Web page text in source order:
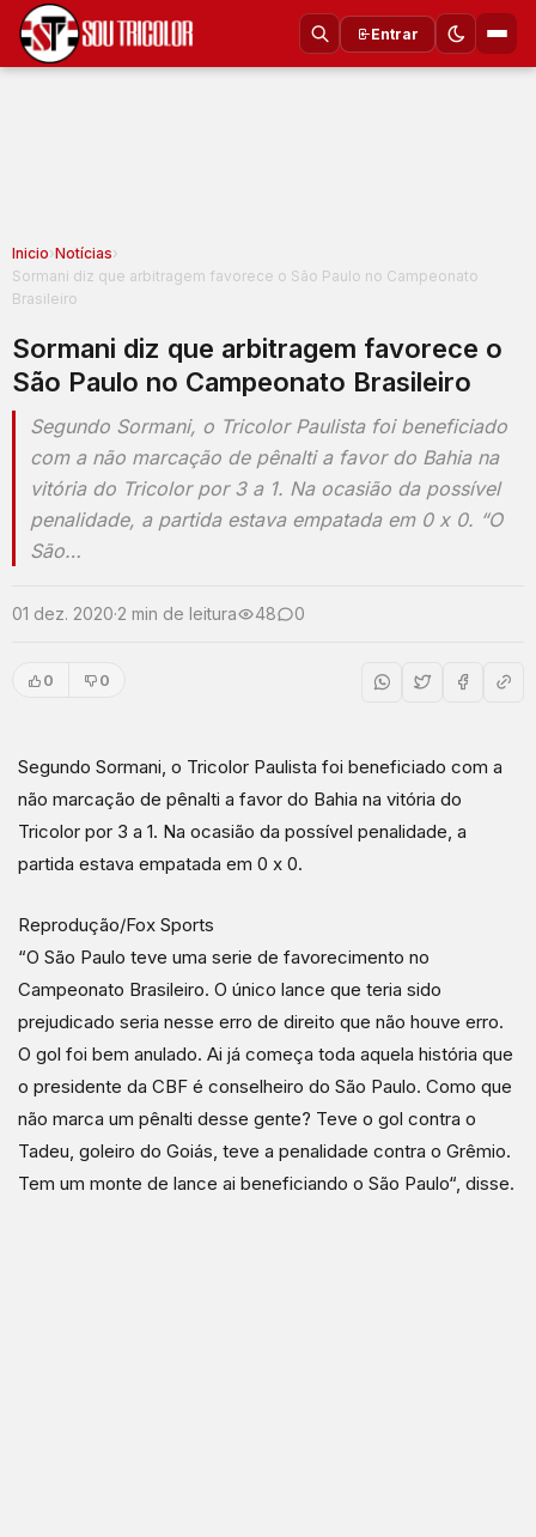
Entrar
Inicio›Notícias›
Sormani diz que arbitragem favorece o São Paulo no Campeonato
Brasileiro
Sormani diz que arbitragem favorece o
São Paulo no Campeonato Brasileiro
Segundo Sormani, o Tricolor Paulista foi beneficiado
com a não marcação de pênalti a favor do Bahia na
vitória do Tricolor por 3 a 1. Na ocasião da possível
penalidade, a partida estava empatada em 0 x 0. “O
São…
01 dez. 2020·2 min de leitura 48 0
0 0
Segundo Sormani, o Tricolor Paulista foi beneficiado com a
não marcação de pênalti a favor do Bahia na vitória do
Tricolor por 3 a 1. Na ocasião da possível penalidade, a
partida estava empatada em 0 x 0.
Reprodução/Fox Sports
“O São Paulo teve uma serie de favorecimento no
Campeonato Brasileiro. O único lance que teria sido
prejudicado seria nesse erro de direito que não houve erro.
O gol foi bem anulado. Ai já começa toda aquela história que
o presidente da CBF é conselheiro do São Paulo. Como que
não marca um pênalti desse gente? Teve o gol contra o
Tadeu, goleiro do Goiás, teve a penalidade contra o Grêmio.
Tem um monte de lance ai beneficiando o São Paulo“, disse.